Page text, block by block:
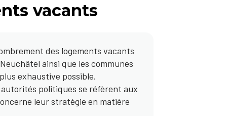
vacants
des logements vacants
ainsi que les communes
exhaustive possible.
politiques se réfèrent aux
leur stratégie en matière